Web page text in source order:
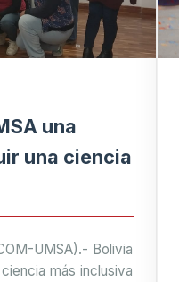
una
una ciencia
UMSA).- Bolivia
más inclusiva